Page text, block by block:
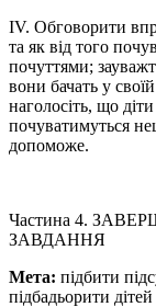
ІV. Обговорити
та як від того
почуттями;
вони бачать у
наголосіть, що
почуватимуться
допоможе.
Частина 4.
ЗАВДАННЯ
Мета: підбити
підбадьорити